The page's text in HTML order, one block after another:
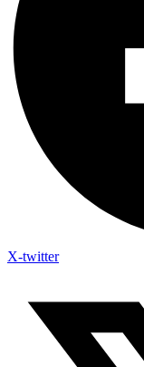
X-twitter